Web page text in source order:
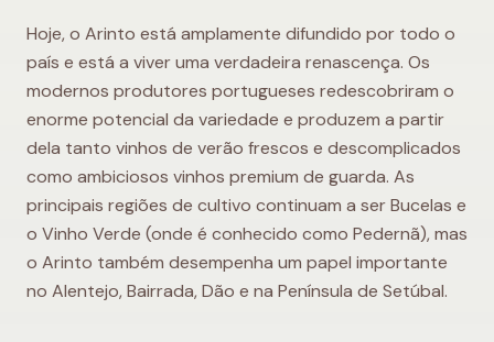
Hoje, o Arinto está amplamente difundido por todo o
país e está a viver uma verdadeira renascença. Os
modernos produtores portugueses redescobriram o
enorme potencial da variedade e produzem a partir
dela tanto vinhos de verão frescos e descomplicados
como ambiciosos vinhos premium de guarda. As
principais regiões de cultivo continuam a ser Bucelas e
o Vinho Verde (onde é conhecido como Pedernã), mas
o Arinto também desempenha um papel importante
no Alentejo, Bairrada, Dão e na Península de Setúbal.